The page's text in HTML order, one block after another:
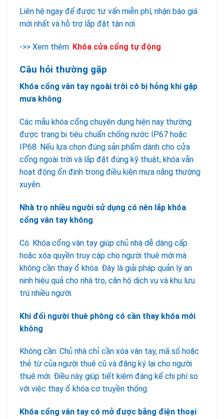
Liên hệ ngay để được tư vấn miễn phí, nhận báo giá
mới nhất và hỗ trợ lắp đặt tận nơi.
->> Xem thêm: Khóa cửa cổng tự động
Câu hỏi thường gặp
Khóa cổng vân tay ngoài trời có bị hỏng khi gặp
mưa không
Các mẫu khóa cổng chuyên dụng hiện nay thường
được trang bị tiêu chuẩn chống nước IP67 hoặc
IP68. Nếu lựa chọn đúng sản phẩm dành cho cửa
cổng ngoài trời và lắp đặt đúng kỹ thuật, khóa vẫn
hoạt động ổn định trong điều kiện mưa nắng thường
xuyên.
Nhà trọ nhiều người sử dụng có nên lắp khóa
cổng vân tay không
Có. Khóa cổng vân tay giúp chủ nhà dễ dàng cấp
hoặc xóa quyền truy cập cho người thuê mới mà
không cần thay ổ khóa. Đây là giải pháp quản lý an
ninh hiệu quả cho nhà trọ, căn hộ dịch vụ và khu lưu
trú nhiều người.
Khi đổi người thuê phòng có cần thay khóa mới
không
Không cần. Chủ nhà chỉ cần xóa vân tay, mã số hoặc
thẻ từ của người thuê cũ và đăng ký lại cho người
thuê mới. Điều này giúp tiết kiệm đáng kể chi phí so
với việc thay ổ khóa cơ truyền thống.
Khóa cổng vân tay có mở được bằng điện thoại